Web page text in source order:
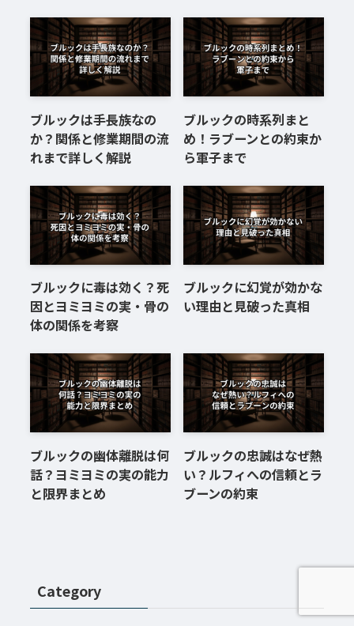
ブルックは手長族なの
か？関係と修業期間の流
れまで詳しく解説
ブルックの時系列まと
め！ラブーンとの約束か
ら軍子まで
ブルックに毒は効く？死
因とヨミヨミの実・骨の
体の関係を考察
ブルックに幻覚が効かな
い理由と見破った真相
ブルックの幽体離脱は何
話？ヨミヨミの実の能力
と限界まとめ
ブルックの忠誠はなぜ熱
い？ルフィへの信頼とラ
ブーンの約束
Category